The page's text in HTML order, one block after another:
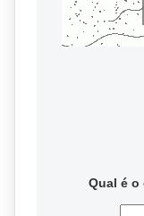
Qual é o